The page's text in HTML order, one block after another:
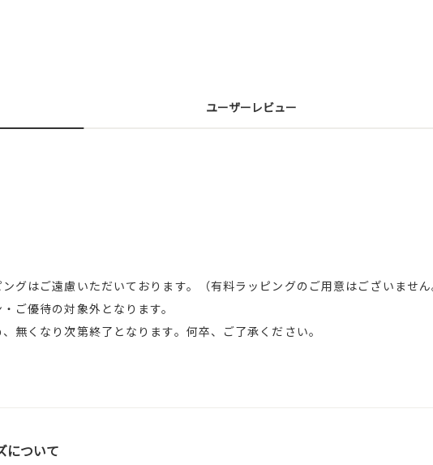
ユーザーレビュー
グはご遠慮いただいております。（有料ラッピングのご用意はございません
ご優待の対象外となります。
無くなり次第終了となります。何卒、ご了承ください。
について